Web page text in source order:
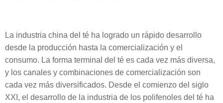
La industria china del té ha logrado un rápido desarrollo
desde la producción hasta la comercialización y el
consumo. La forma terminal del té es cada vez más diversa,
y los canales y combinaciones de comercialización son
cada vez más diversificados. Desde el comienzo del siglo
XXI, el desarrollo de la industria de los polifenoles del té ha